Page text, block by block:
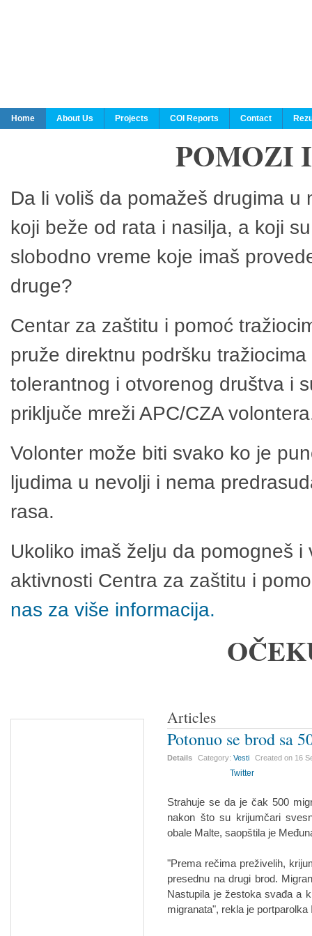
Home About Us Projects COI Reports Contact
POMOZI
Da li voliš da pomažeš drugima
koji beže od rata i nasilja, a koji
slobodno vreme koje imaš
druge?
Centar za zaštitu i pomoć
pruže direktnu podršku
tolerantnog i otvorenog društva i
priključe mreži APC/CZA
Volonter može biti svako ko je
ljudima u nevolji i nema
rasa.
Ukoliko imaš želju da pomogneš
aktivnosti Centra za zaštitu i
nas za više informacija.
Articles
Potonuo se brod sa
Details Category:Vesti Created on 16
Twitter
Strahuje se da je čak 500
nakon što su krijumčari
obale Malte, saopštila je
"Prema rečima preživelih,
presednu na drugi brod.
Nastupila je žestoka svađa a
migranata", rekla je